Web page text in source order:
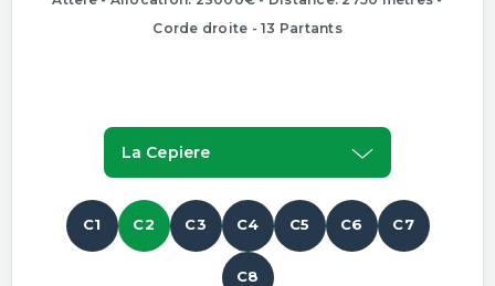
Corde droite - 13 Partants
La Cepiere
C1 C2 C3 C4 C5 C6 C7
C8